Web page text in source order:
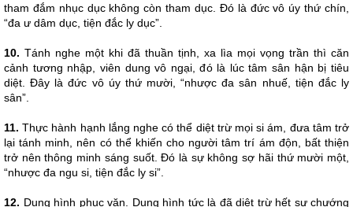
tham đắm nhục dục không còn tham dục. Đó là đức vô úy thứ chín,
“đa ư dâm dục, tiện đắc ly dục”.
10. Tánh nghe một khi đã thuần tịnh, xa lìa mọi vọng trần thì căn
cảnh tương nhập, viên dung vô ngại, đó là lúc tâm sân hận bị tiêu
diệt. Đây là đức vô úy thứ mười, “nhược đa sân nhuế, tiện đắc ly
sân”.
11. Thực hành hạnh lắng nghe có thể diệt trừ mọi si ám, đưa tâm trở
lại tánh minh, nên có thể khiến cho người tâm trí ám độn, bất thiện
trở nên thông minh sáng suốt. Đó là sự không sợ hãi thứ mười một,
“nhược đa ngu si, tiện đắc ly si”.
12. Dung hình phục văn. Dung hình tức là đã diệt trừ hết sự chướng